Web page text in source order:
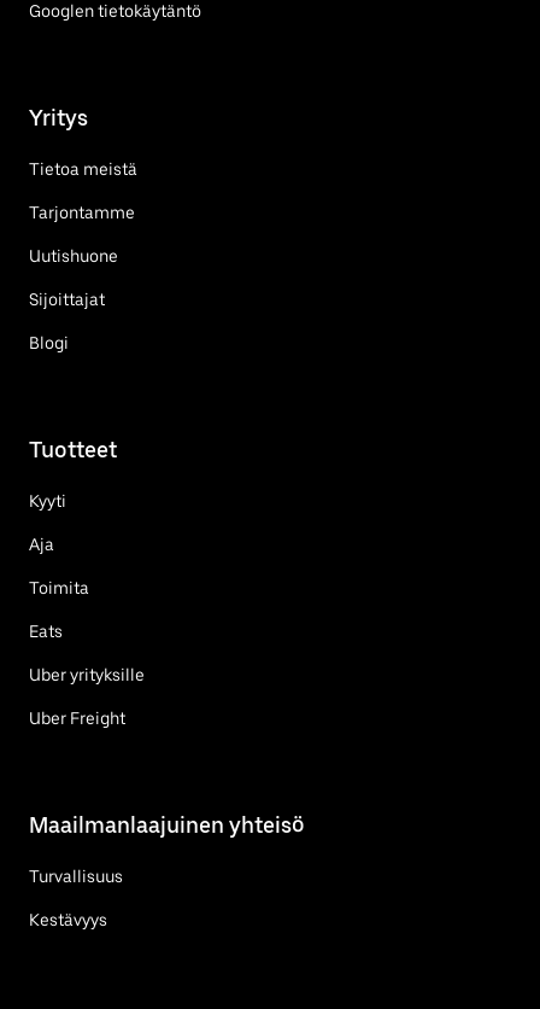
Googlen tietokäytäntö
Yritys
Tietoa meistä
Tarjontamme
Uutishuone
Sijoittajat
Blogi
Tuotteet
Kyyti
Aja
Toimita
Eats
Uber yrityksille
Uber Freight
Maailmanlaajuinen yhteisö
Turvallisuus
Kestävyys